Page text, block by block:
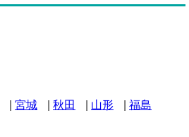
宮城 秋田 山形 福島